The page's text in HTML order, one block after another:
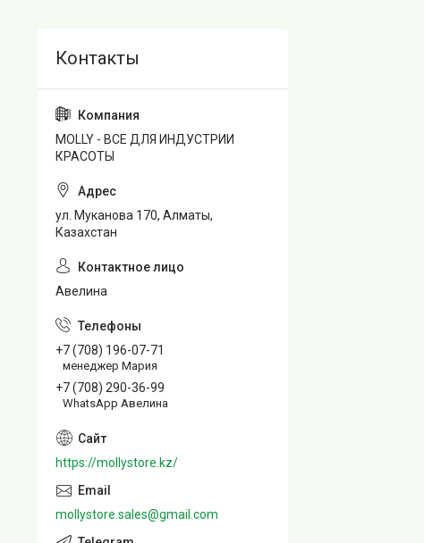
MOLLY - ВСЕ ДЛЯ ИНДУСТРИИ
КРАСОТЫ
ул. Муканова 170, Алматы,
Казахстан
Авелина
+7 (708) 196-07-71
менеджер Мария
+7 (708) 290-36-99
WhatsApp Авелина
https://mollystore.kz/
mollystore.sales@gmail.com